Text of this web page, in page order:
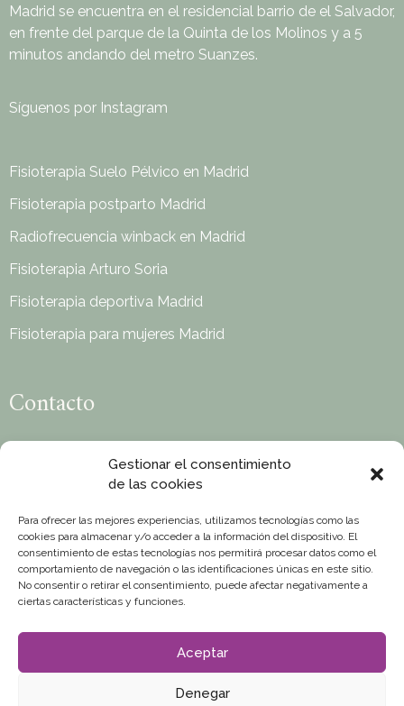
Gestionar el consentimiento
de las cookies
Para ofrecer las mejores experiencias, utilizamos tecnologías como las
cookies para almacenar y/o acceder a la información del dispositivo. El
consentimiento de estas tecnologías nos permitirá procesar datos como el
comportamiento de navegación o las identificaciones únicas en este sitio.
No consentir o retirar el consentimiento, puede afectar negativamente a
ciertas características y funciones.
Aceptar
Denegar
Madrid se encuentra en el residencial barrio de el Salvador,
en frente del parque de la Quinta de los Molinos y a 5
minutos andando del metro Suanzes.
Síguenos por Instagram
Fisioterapia Suelo Pélvico en Madrid
Fisioterapia postparto Madrid
Radiofrecuencia winback en Madrid
Fisioterapia Arturo Soria
Fisioterapia deportiva Madrid
Fisioterapia para mujeres Madrid
Contacto
info@camillehaetty.com
Whatsapp : +34 689 429 732
Lunes a viernes de 9h a 20h
COLEGIADA N°017860 EN EL COLEGIO PROFESIONAL
DE FISIOTERAPEUTAS DE MADRID